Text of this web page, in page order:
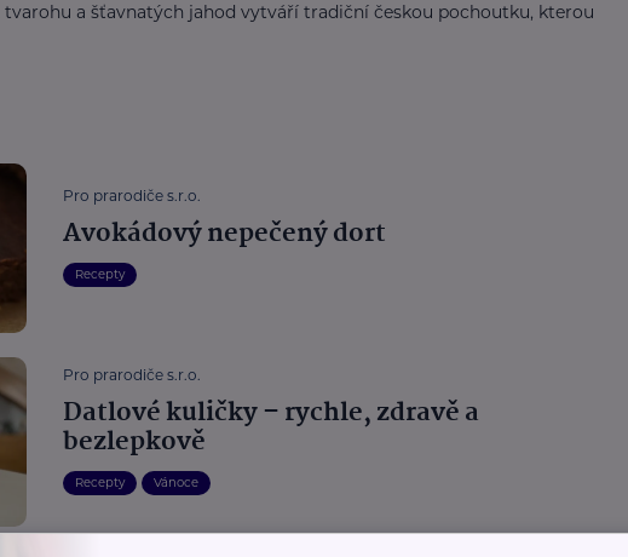
a šťavnatých jahod vytváří tradiční českou pochoutku, kterou
Pro prarodiče s.r.o.
Avokádový nepečený dort
Recepty
Pro prarodiče s.r.o.
Datlové kuličky – rychle, zdravě a
bezlepkově
Recepty Vánoce